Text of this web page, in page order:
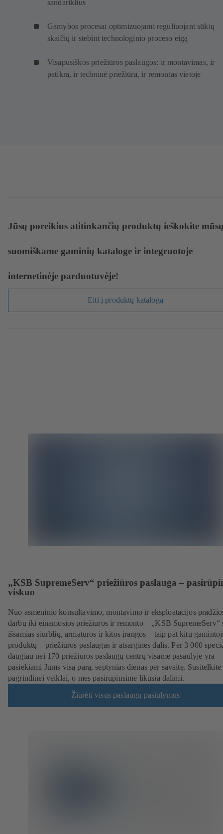
sandariklius
Gamybos procesai optimizuojami reguliuojant sūkių
skaičių ir stebint technologinio proceso eigą
Visapusiškos priežiūros paslaugos: ir montavimas, ir
patikra, ir techninė priežiūra, ir remontas vietoje
Jūsų poreikius atitinkančių produktų ieškokite
suomiškame gaminių kataloge ir integruotoje
internetinėje parduotuvėje!
Eiti į produktų katalogą
„KSB SupremeServ“ priežiūros paslauga –
viskuo
Nuo asmeninio konsultavimo, montavimo ir eksploatacijos
darbų iki einamosios priežiūros ir remonto – „KSB SupremeServ“
išsamias siurblių, armatūros ir kitos įrangos – taip pat kitų
produktų – priežiūros paslaugas ir atsargines dalis. Per 3 000
daugiau nei 170 priežiūros paslaugų centrų visame pasaulyje yra
pasiekiami Jums visą parą, septynias dienas per savaitę. Susitelkite
pagrindinei veiklai, o mes pasirūpinsime likusia dalimi.
Žiūrėti visus paslaugų pasiūlymus